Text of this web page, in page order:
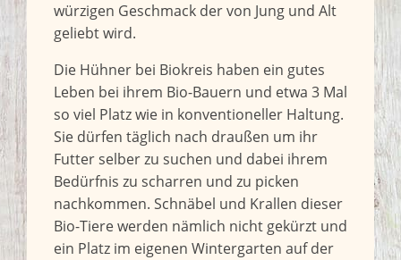
würzigen Geschmack der von Jung und Alt
geliebt wird.
Die Hühner bei Biokreis haben ein gutes
Leben bei ihrem Bio-Bauern und etwa 3 Mal
so viel Platz wie in konventioneller Haltung.
Sie dürfen täglich nach draußen um ihr
Futter selber zu suchen und dabei ihrem
Bedürfnis zu scharren und zu picken
nachkommen. Schnäbel und Krallen dieser
Bio-Tiere werden nämlich nicht gekürzt und
ein Platz im eigenen Wintergarten auf der